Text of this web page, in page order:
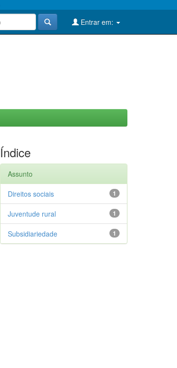
Entrar em:
Índice
Assunto
1
Direitos sociais
1
Juventude rural
1
Subsidiariedade